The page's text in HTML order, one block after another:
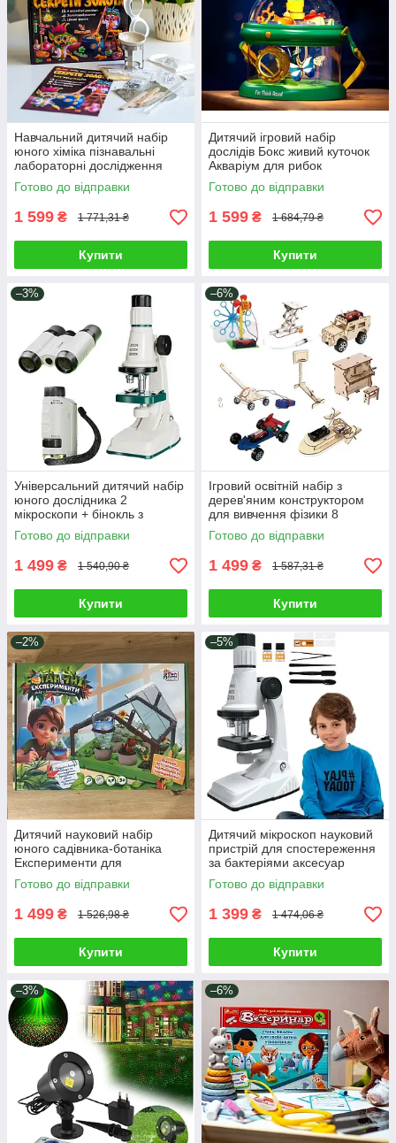
Навчальний дитячий набір
юного хіміка пізнавальні
лабораторні дослідження
Секрети золота 4
експерименти
Готово до відправки
1 599 ₴ 1 771,31 ₴
Купити
Дитячий ігровий набір
дослідів Бокс живий куточок
Акваріум для рибок
Інсектарій Іграшка для
вивчення природи світло
Готово до відправки
1 599 ₴ 1 684,79 ₴
Купити
–3%
Універсальний дитячий набір
юного дослідника 2
мікроскопи + бінокль з
інструментами / Все
необхідне для експериментів
Готово до відправки
1 499 ₴ 1 540,90 ₴
Купити
–6%
Ігровий освітній набір з
дерев'яним конструктором
для вивчення фізики 8
предметів машинки мильні
бульбашки наука для дітей
Готово до відправки
1 499 ₴ 1 587,31 ₴
Купити
–2%
Дитячий науковий набір
юного садівника-ботаніка
Експерименти для
вирощування саду Теплиця з
городом інструменти
Готово до відправки
1 499 ₴ 1 526,98 ₴
Купити
–5%
Дитячий мікроскоп науковий
пристрій для спостереження
за бактеріями аксесуар
юного вченого Зум 1200х
підсвічування аксесуари
Готово до відправки
1 399 ₴ 1 474,06 ₴
Купити
–3% –6%